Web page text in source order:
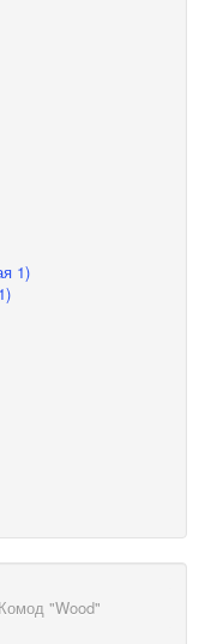
Комод "Wood"